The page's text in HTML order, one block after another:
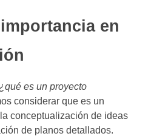
en
es un proyecto
considerar que es un
conceptualización de ideas
de planos detallados.